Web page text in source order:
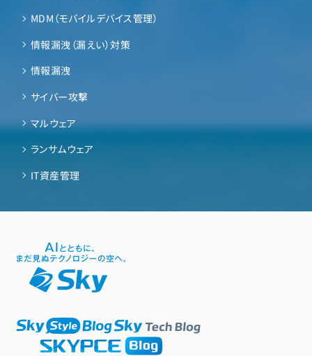
MDM（モバイルデバイス管理）
情報漏洩（漏えい）対策
情報漏洩
サイバー攻撃
マルウェア
ランサムウェア
IT資産管理